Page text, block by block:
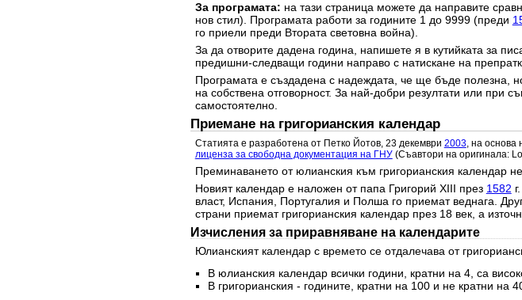
За програмата: на тази страница можете да направите
нов стил). Програмата работи за годините 1 до 9999 (преди
го приели преди Втората световна война).
За да отворите дадена година, напишете я в кутийката за
предишни-следващи години направо с натискане на
Програмата е създадена с надеждата, че ще бъде полезна,
на собствена отговорност. За най-добри резултати или при
самостоятелно.
Приемане на григорианския календар
Статията е разработена от Петко Йотов, 23 декември 2003, на основа
лиценза за свободна документация на ГНУ(Съавтори на оригинала:
Преминаването от юлианския към григорианския календар
Новият календар е наложен от папа Григорий XIII през 1582
власт, Испания, Португалия и Полша го приемат веднага.
страни приемат григорианския календар през 18 век, а
Изчисления за приравняване на календарите
Юлианският календар с времето се отдалечава от
В юлианския календар всички години, кратни на 4, са
В григорианския - годините, кратни на 100 и не кратни на